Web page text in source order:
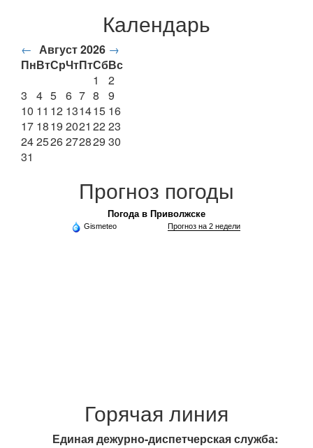
Календарь
← Август 2026 →
ПнВтСрЧтПтСбВс
1
2
3
4 5 6 7 8
9
10 11 12 131415 16
17 1819 2021 2223
242526272829 30
31
Прогноз погоды
Погода в Приволжске
Gismeteo Прогноз на 2 недели
Горячая линия
Единая дежурно-диспетчерская служба: